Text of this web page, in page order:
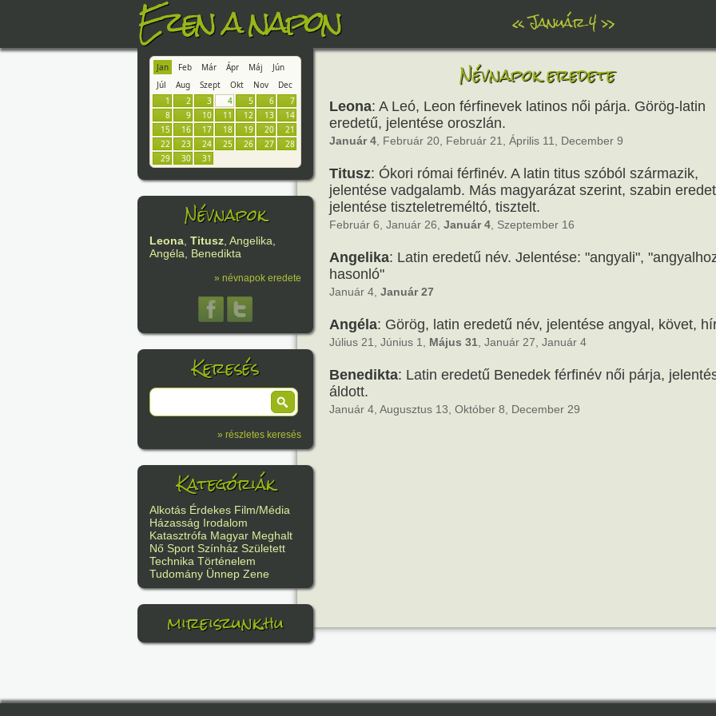
Ezen a napon «Január 4»
Jan Feb Már Ápr Máj
Jún
Júl
Aug Szept Okt Nov
Dec
1
2 3 4 5 6
7
8
9 10 11 12 13
14
15
16 17 18 19 20
21
22
23 24 25 26 27
28
29
30 31
Névnapok
Leona, Titusz, Angelika,
Angéla, Benedikta
» névnapok eredete
Keresés
» részletes keresés
Kategóriák
Alkotás Érdekes Film/Média
Házasság Irodalom
Katasztrófa Magyar Meghalt
Nő Sport Színház Született
Technika Történelem
Tudomány Ünnep Zene
mireiszunk.hu
Névnapok eredete
Leona: A Leó, Leon férfinevek latinos női párja. Görög-latin
eredetű, jelentése oroszlán.
Január 4 , Február 20, Február 21, Április 11, December 9
Titusz: Ókori római férfinév. A latin titus szóból származik,
jelentése vadgalamb. Más magyarázat szerint, szabin
jelentése tiszteletreméltó, tisztelt.
Február 6, Január 26, Január 4 , Szeptember 16
Angelika: Latin eredetű név. Jelentése: "angyali",
hasonló"
Január 4, Január 27
Angéla: Görög, latin eredetű név, jelentése angyal, követ,
Július 21, Június 1, Május 31 , Január 27, Január 4
Benedikta: Latin eredetű Benedek férfinév női párja,
áldott.
Január 4, Augusztus 13, Október 8, December 29